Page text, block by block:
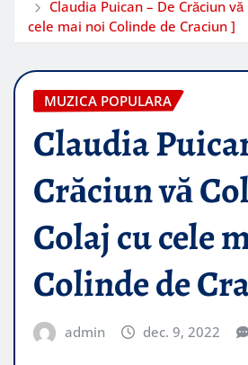
Claudia Puican – De Crăciun
cele mai noi Colinde de Craciun ]
MUZICA POPULARA
Claudia
Crăciun vă
Colaj cu cele
Colinde de
admin dec. 9, 2022